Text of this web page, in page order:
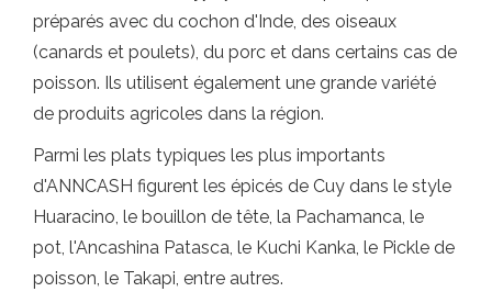
préparés avec du cochon d'Inde, des oiseaux
(canards et poulets), du porc et dans certains cas de
poisson. Ils utilisent également une grande variété
de produits agricoles dans la région.
Parmi les plats typiques les plus importants
d'ANNCASH figurent les épicés de Cuy dans le style
Huaracino, le bouillon de tête, la Pachamanca, le
pot, l'Ancashina Patasca, le Kuchi Kanka, le Pickle de
poisson, le Takapi, entre autres.